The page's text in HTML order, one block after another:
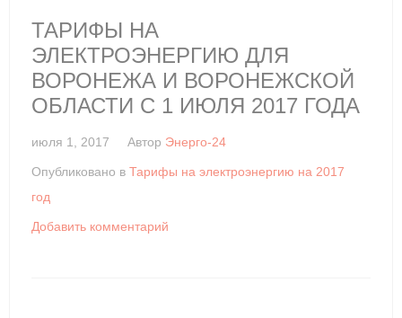
ТАРИФЫ НА
ЭЛЕКТРОЭНЕРГИЮ ДЛЯ
ВОРОНЕЖА И ВОРОНЕЖСКОЙ
ОБЛАСТИ С 1 ИЮЛЯ 2017 ГОДА
июля 1, 2017 Автор Энерго-24
Опубликовано в Тарифы на электроэнергию на 2017
год
Добавить комментарий